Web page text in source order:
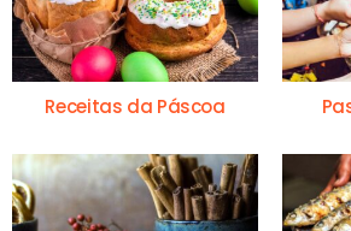
Receitas da Páscoa